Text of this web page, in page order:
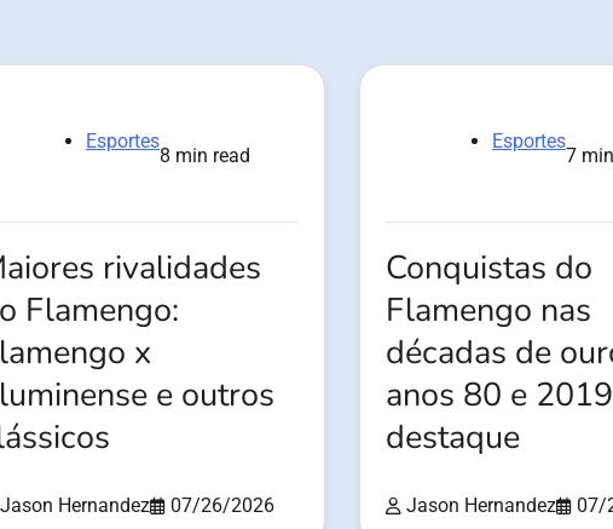
Esportes
8 min read
rivalidades
Flamengo:
x
e outros
Jason Hernandez 07/26/2026
Esportes
7
Conquistas do
Flamengo nas
décadas de
anos 80 e
destaque
Jason Hernandez 07/